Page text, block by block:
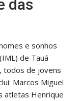
das
e sonhos
de Tauá
todos de jovens
Marcos Miguel
atletas Henrique